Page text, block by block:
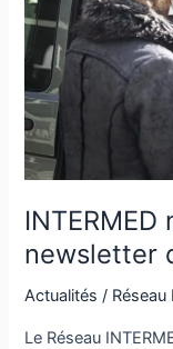
INTERMED
newsletter
Actualités /
Le Réseau
la
newsletter
du
DAC74